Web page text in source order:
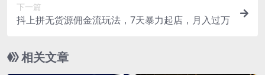
下一篇
抖上拼无货源佣金流玩法，7天暴力起店，月入过万
相关文章